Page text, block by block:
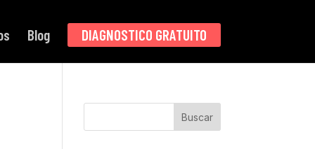
Blog DIAGNOSTICO GRATUITO
Buscar